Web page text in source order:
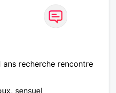
recherche rencontre
sensuel